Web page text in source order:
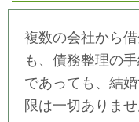
複数の会社から
も、債務整理の
であっても、結
限は一切ありませ